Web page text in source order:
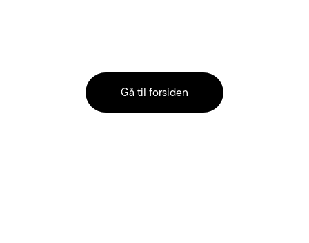
Gå til forsiden